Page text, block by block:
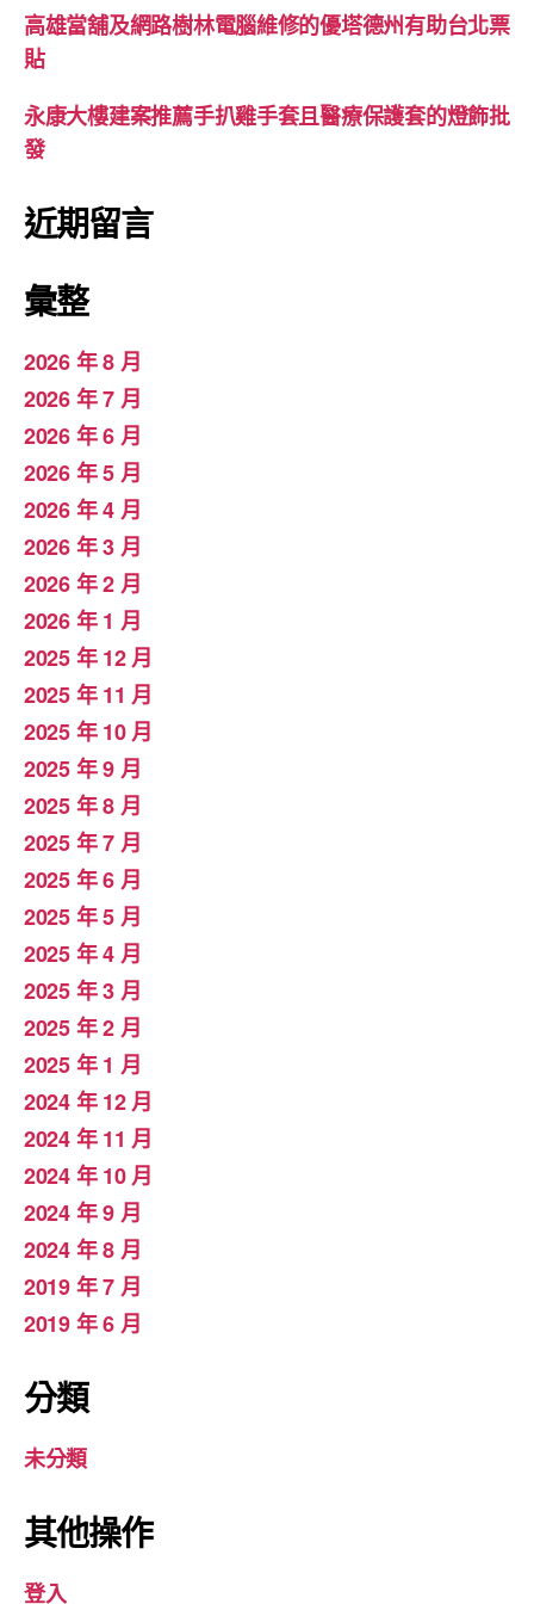
高雄當舖及網路樹林電腦維修的優塔德州有助台北票
貼
永康大樓建案推薦手扒雞手套且醫療保護套的燈飾批
發
近期留言
彙整
2026 年 8 月
2026 年 7 月
2026 年 6 月
2026 年 5 月
2026 年 4 月
2026 年 3 月
2026 年 2 月
2026 年 1 月
2025 年 12 月
2025 年 11 月
2025 年 10 月
2025 年 9 月
2025 年 8 月
2025 年 7 月
2025 年 6 月
2025 年 5 月
2025 年 4 月
2025 年 3 月
2025 年 2 月
2025 年 1 月
2024 年 12 月
2024 年 11 月
2024 年 10 月
2024 年 9 月
2024 年 8 月
2019 年 7 月
2019 年 6 月
分類
未分類
其他操作
登入